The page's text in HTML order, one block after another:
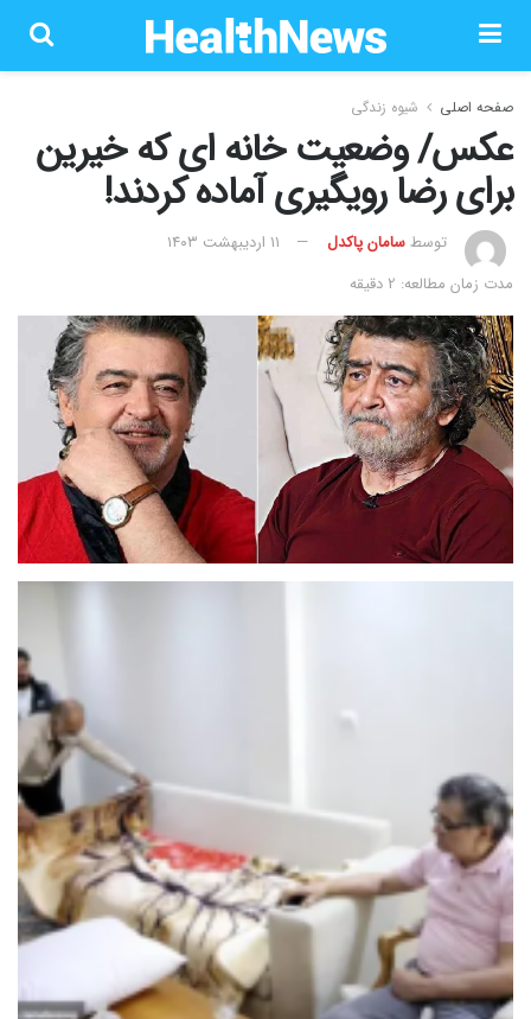
صفحه اصلی شیوه زندگی
عکس/ وضعیت خانه ای که خیرین
برای رضا رویگیری آماده کردند!
توسطسامان پاکدل
۱۱ اردیبهشت ۱۴۰۳
مدت زمان مطالعه: 2 دقیقه